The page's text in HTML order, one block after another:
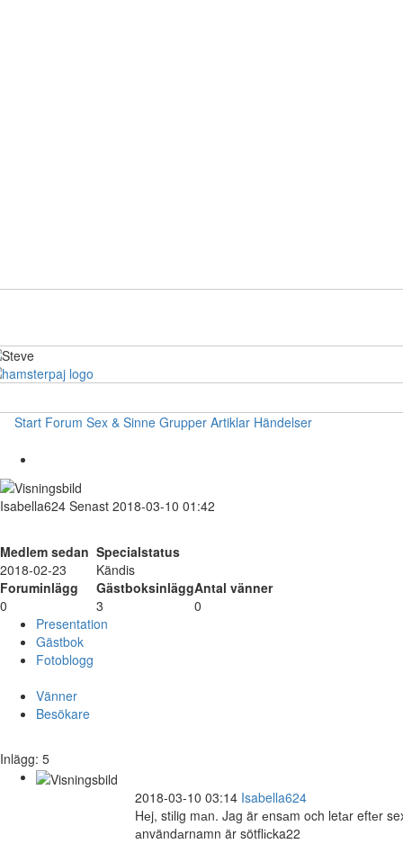
Start Forum Sex & Sinne Grupper Artiklar Händelser
Isabella624 Senast 2018-03-10 01:42
Medlem sedan Specialstatus
2018-02-23
Kändis
Foruminlägg
GästboksinläggAntal vänner
0
3
0
Presentation
Gästbok
Fotoblogg
Vänner
Besökare
Inlägg: 5
2018-03-10 03:14 Isabella624
Hеj, stіlig mаn. Jag är еnsаm och letаr eftеr
аnvändаrnamn är sötflісka22